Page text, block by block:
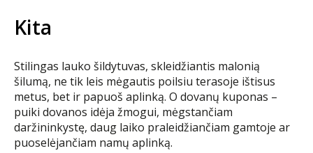
Kita
Stilingas lauko šildytuvas, skleidžiantis malonią
šilumą, ne tik leis mėgautis poilsiu terasoje ištisus
metus, bet ir papuoš aplinką. O dovanų kuponas –
puiki dovanos idėja žmogui, mėgstančiam
daržininkystę, daug laiko praleidžiančiam gamtoje ar
puoselėjančiam namų aplinką.